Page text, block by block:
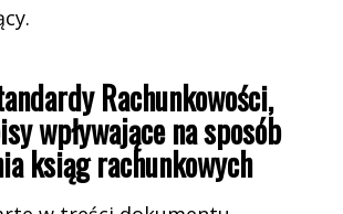
Rachunkowości,
wpływające na sposób
ksiąg rachunkowych